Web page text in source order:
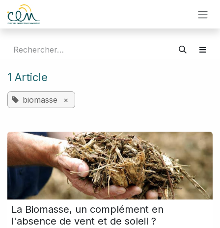
Se rendre au contenu
1 Article
biomasse ×
La Biomasse, un complément en
l'absence de vent et de soleil ?